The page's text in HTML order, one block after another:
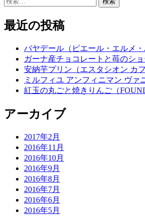
最近の投稿
バヤデール（ピエール・エルメ・
ガーナ産チョコレートと苺のシ
安納芋プリン（エスタシオン カフ
ミルフィユ アンフィニマン ヴァ
紅玉の丸ごと焼きりんご（
アーカイブ
2017年2月
2016年11月
2016年10月
2016年9月
2016年8月
2016年7月
2016年6月
2016年5月